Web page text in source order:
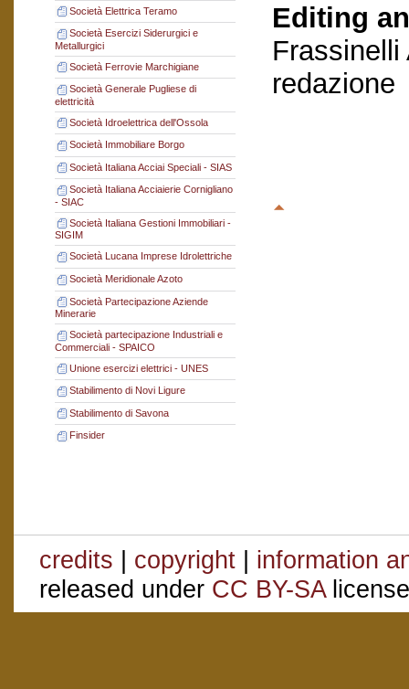
Società Elettrica Teramo
Società Esercizi Siderurgici e
Metallurgici
Società Ferrovie Marchigiane
Società Generale Pugliese di
elettricità
Società Idroelettrica dell'Ossola
Società Immobiliare Borgo
Società Italiana Acciai Speciali - SIAS
Società Italiana Acciaierie Cornigliano
- SIAC
Società Italiana Gestioni Immobiliari -
SIGIM
Società Lucana Imprese Idrolettriche
Società Meridionale Azoto
Società Partecipazione Aziende
Minerarie
Società partecipazione Industriali e
Commerciali - SPAICO
Unione esercizi elettrici - UNES
Stabilimento di Novi Ligure
Stabilimento di Savona
Finsider
Editing
Frassinelli
redazione
credits | copyright | information
released under CC BY-SA